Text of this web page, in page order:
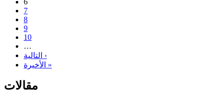
7
8
9
10
…
التالية ›
الأخيرة »
مقالات